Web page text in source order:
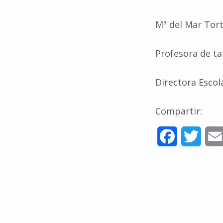
Mª del Mar
Profesora de
Directora
Compartir: